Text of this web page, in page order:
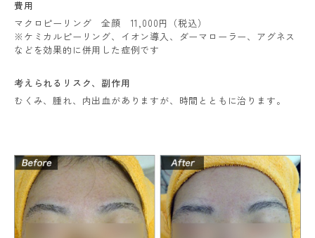
費用
マクロピーリング 全顔 11,000円（税込）
※ケミカルピーリング、イオン導入、ダーマローラー、アグネス
などを効果的に併用した症例です
考えられるリスク、 副作用
むくみ、腫れ、内出血がありますが、時間とともに治ります。